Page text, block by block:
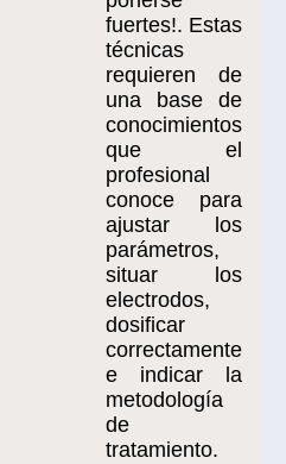
fuertes!. Estas
técnicas
requieren de
una base de
conocimientos
que el
profesional
conoce para
ajustar los
parámetros,
situar los
electrodos,
dosificar
correctamente
e indicar la
metodología
de
tratamiento.